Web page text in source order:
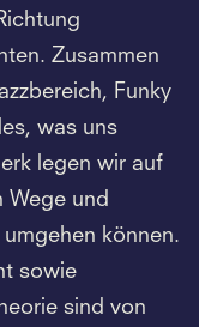
Zusammen
Funky
was uns
legen wir auf
Wege und
umgehen können.
sowie
sind von